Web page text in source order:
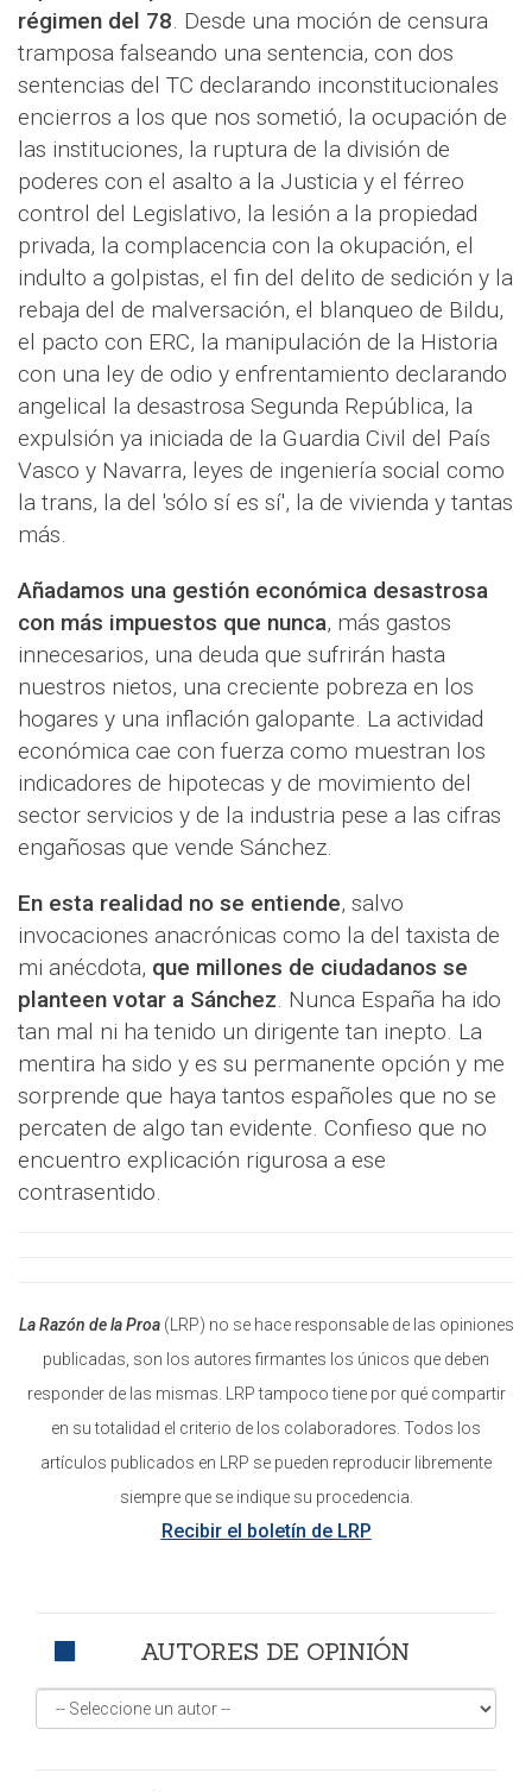
régimen del 78. Desde una moción de censura
tramposa falseando una sentencia, con dos
sentencias del TC declarando inconstitucionales
encierros a los que nos sometió, la ocupación de
las instituciones, la ruptura de la división de
poderes con el asalto a la Justicia y el férreo
control del Legislativo, la lesión a la propiedad
privada, la complacencia con la okupación, el
indulto a golpistas, el fin del delito de sedición y la
rebaja del de malversación, el blanqueo de Bildu,
el pacto con ERC, la manipulación de la Historia
con una ley de odio y enfrentamiento declarando
angelical la desastrosa Segunda República, la
expulsión ya iniciada de la Guardia Civil del País
Vasco y Navarra, leyes de ingeniería social como
la trans, la del 'sólo sí es sí', la de vivienda y tantas
más.
Añadamos una gestión económica desastrosa
con más impuestos que nunca, más gastos
innecesarios, una deuda que sufrirán hasta
nuestros nietos, una creciente pobreza en los
hogares y una inflación galopante. La actividad
económica cae con fuerza como muestran los
indicadores de hipotecas y de movimiento del
sector servicios y de la industria pese a las cifras
engañosas que vende Sánchez.
En esta realidad no se entiende, salvo
invocaciones anacrónicas como la del taxista de
mi anécdota, que millones de ciudadanos se
planteen votar a Sánchez. Nunca España ha ido
tan mal ni ha tenido un dirigente tan inepto. La
mentira ha sido y es su permanente opción y me
sorprende que haya tantos españoles que no se
percaten de algo tan evidente. Confieso que no
encuentro explicación rigurosa a ese
contrasentido.
La Razón de la Proa(LRP) no se hace responsable de las opiniones
publicadas, son los autores firmantes los únicos que deben
responder de las mismas. LRP tampoco tiene por qué compartir
en su totalidad el criterio de los colaboradores. Todos los
artículos publicados en LRP se pueden reproducir libremente
siempre que se indique su procedencia.
Recibir el boletín de LRP
AUTORES DE OPINIÓN